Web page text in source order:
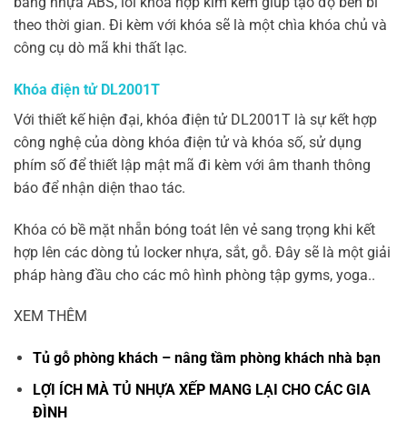
theo thời gian. Đi kèm với khóa sẽ là một chìa khóa chủ và
công cụ dò mã khi thất lạc.
Khóa điện tử DL2001T
Với thiết kế hiện đại, khóa điện tử DL2001T là sự kết hợp
công nghệ của dòng khóa điện tử và khóa số, sử dụng
phím số để thiết lập mật mã đi kèm với âm thanh thông
báo để nhận diện thao tác.
Khóa có bề mặt nhẵn bóng toát lên vẻ sang trọng khi kết
hợp lên các dòng tủ locker nhựa, sắt, gỗ. Đây sẽ là một giải
pháp hàng đầu cho các mô hình phòng tập gyms, yoga..
XEM THÊM
Tủ gỗ phòng khách – nâng tầm phòng khách nhà bạn
LỢI ÍCH MÀ TỦ NHỰA XẾP MANG LẠI CHO CÁC GIA
ĐÌNH